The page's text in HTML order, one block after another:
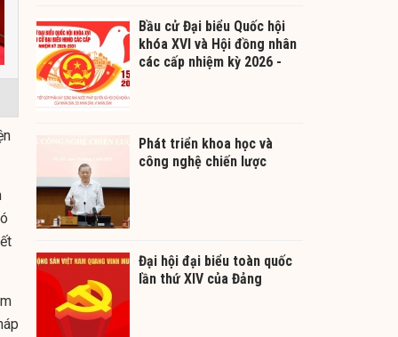
Bầu cử Đại biểu Quốc hội
khóa XVI và Hội đồng nhân
các cấp nhiệm kỳ 2026 -
Phát triển khoa học và
công nghệ chiến lược
Đại hội đại biểu toàn quốc
lần thứ XIV của Đảng